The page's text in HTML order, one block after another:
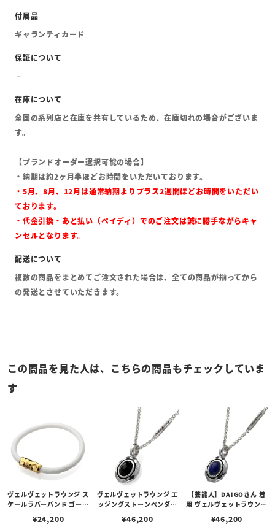
ギャランティカード
全国の系列店と在庫を共有しているため、在庫切れの場合がございま
す。
【ブランドオーダー選択可能の場合】
・納期は約2ヶ月半ほどお時間をいただいております。
・5月、8月、12月は通常納期よりプラス2週間ほどお時間をいただい
ております。
・代金引換・あと払い（ペイディ）でのご注文は誠に勝手ながらキャ
ンセルとなります。
複数の商品をまとめてご注文された場合は、全ての商品が揃ってから
の発送とさせていただきます。
この商品を見た人は、こちらの商品もチェックしていま
す
ヴェルヴェットラウンジ ス
ケールラバーバンド ゴール
¥24,200
ヴェルヴェットラウンジ エ
ッジングストーンペンダン
¥46,200
【芸能人】DAIGOさん 着
用 ヴェルヴェットラウンジ
ント w/ラピスラズリ
¥46,200